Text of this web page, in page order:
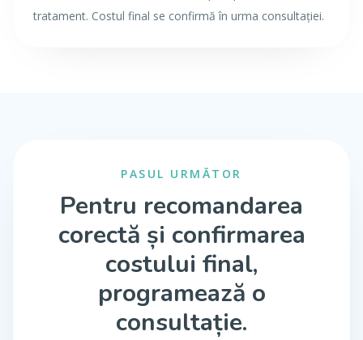
tratament. Costul final se confirmă în urma consultației.
PASUL URMĂTOR
Pentru recomandarea
corectă și confirmarea
costului final,
programează o
consultație.